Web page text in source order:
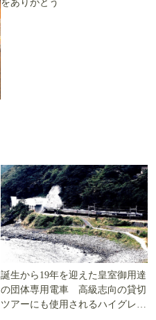
をありがとう
誕生から19年を迎えた皇室御用達
の団体専用電車 高級志向の貸切
ツアーにも使用されるハイグレー